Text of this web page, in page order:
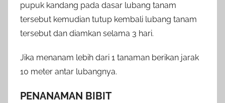
pupuk kandang pada dasar lubang tanam
tersebut kemudian tutup kembali lubang tanam
tersebut dan diamkan selama 3 hari.
Jika menanam lebih dari 1 tanaman berikan jarak
10 meter antar lubangnya.
PENANAMAN BIBIT